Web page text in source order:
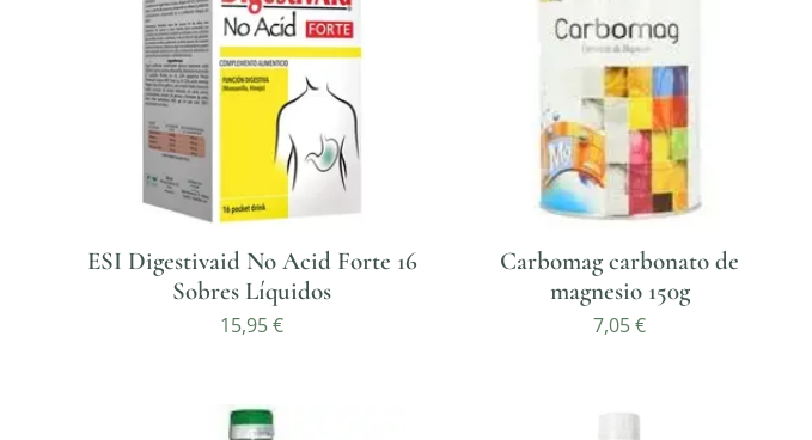
ESI Digestivaid No Acid Forte 16
Sobres Líquidos
15,95€
Carbomag carbonato de
magnesio 150g
7,05€